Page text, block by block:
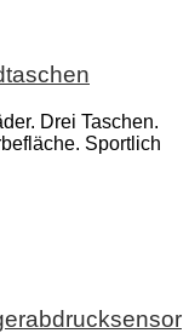
Drei Taschen.
Sportlich